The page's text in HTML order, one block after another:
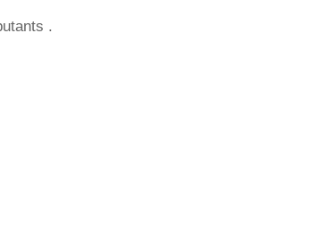
.